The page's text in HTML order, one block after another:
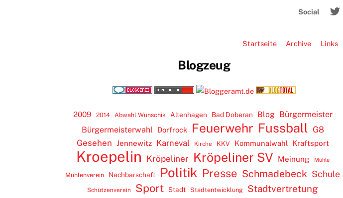
Top
Social
Startseite Archive Links
Blogzeug
2009 2014 Abwahl Wunschik Altenhagen Bad Doberan Blog Bürgermeister
Bürgermeisterwahl
Dorfrock Feuerwehr Fussball G8
Gesehen Jennewitz Karneval Kirche KKV Kommunalwahl Kraftsport
Kroepelin Kröpeliner Kröpeliner SV Meinung Mühle
Mühlenverein Nachbarschaft Politik Presse Schmadebeck Schule
Schützenverein Sport Stadt Stadtentwicklung Stadtvertretung